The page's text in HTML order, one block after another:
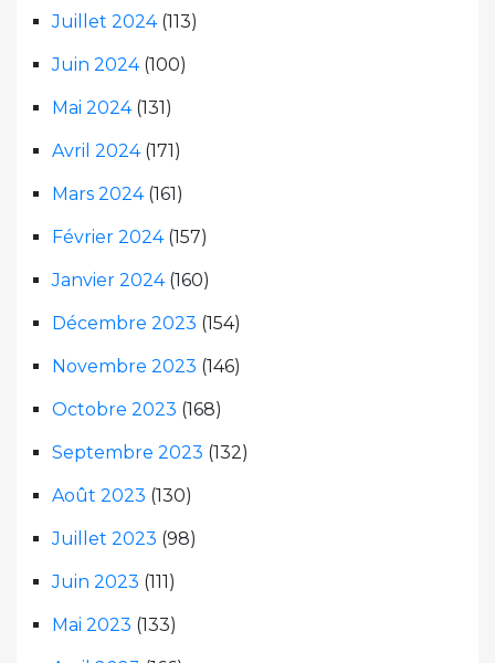
Juillet 2024(113)
Juin 2024(100)
Mai 2024(131)
Avril 2024(171)
Mars 2024(161)
Février 2024(157)
Janvier 2024(160)
Décembre 2023 (154)
Novembre 2023 (146)
Octobre 2023 (168)
Septembre 2023 (132)
Août 2023 (130)
Juillet 2023 (98)
Juin 2023 (111)
Mai 2023 (133)